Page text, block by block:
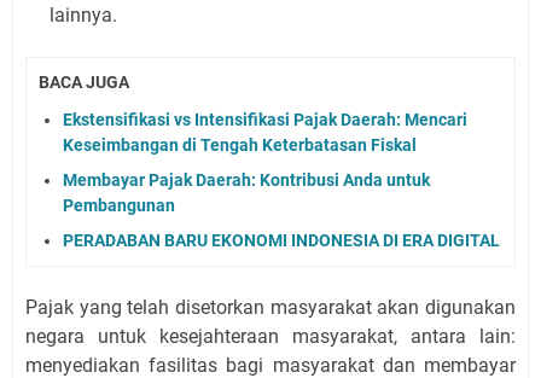
lainnya.
BACA JUGA
Ekstensifikasi vs Intensifikasi Pajak Daerah: Mencari
Keseimbangan di Tengah Keterbatasan Fiskal
Membayar Pajak Daerah: Kontribusi Anda untuk
Pembangunan
PERADABAN BARU EKONOMI INDONESIA DI ERA DIGITAL
Pajak yang telah disetorkan masyarakat akan digunakan
negara untuk kesejahteraan masyarakat, antara lain:
menyediakan fasilitas bagi masyarakat dan membayar